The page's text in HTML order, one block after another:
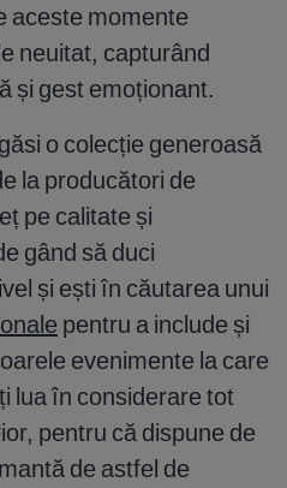
aceste momente
neuitat, capturând
și gest emoționant.
o colecție generoasă
la producători de
pe calitate și
gând să duci
și ești în căutarea unui
pentru a include și
evenimente la care
lua în considerare tot
pentru că dispune de
de astfel de